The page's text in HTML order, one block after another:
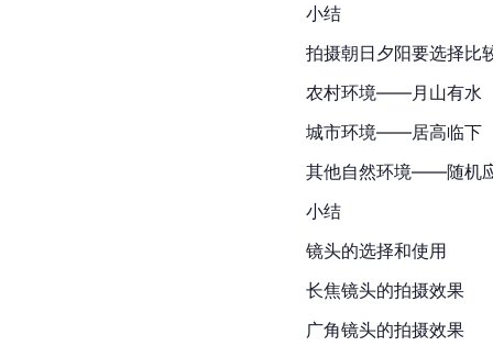
小结
拍摄朝日夕阳要选择比
农村环境——月山有水
城市环境——居高临下
其他自然环境——随机
小结
镜头的选择和使用
长焦镜头的拍摄效果
广角镜头的拍摄效果